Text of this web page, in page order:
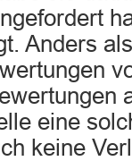
Anders
eine
keine